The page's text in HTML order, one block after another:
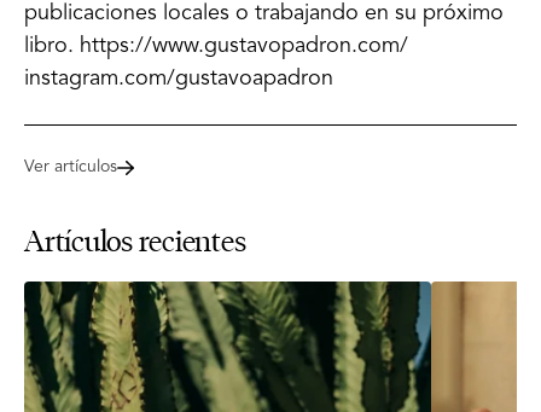
publicaciones locales o trabajando en su próximo
libro. https://www.gustavopadron.com/
instagram.com/gustavoapadron
Ver artículos
Artículos recientes